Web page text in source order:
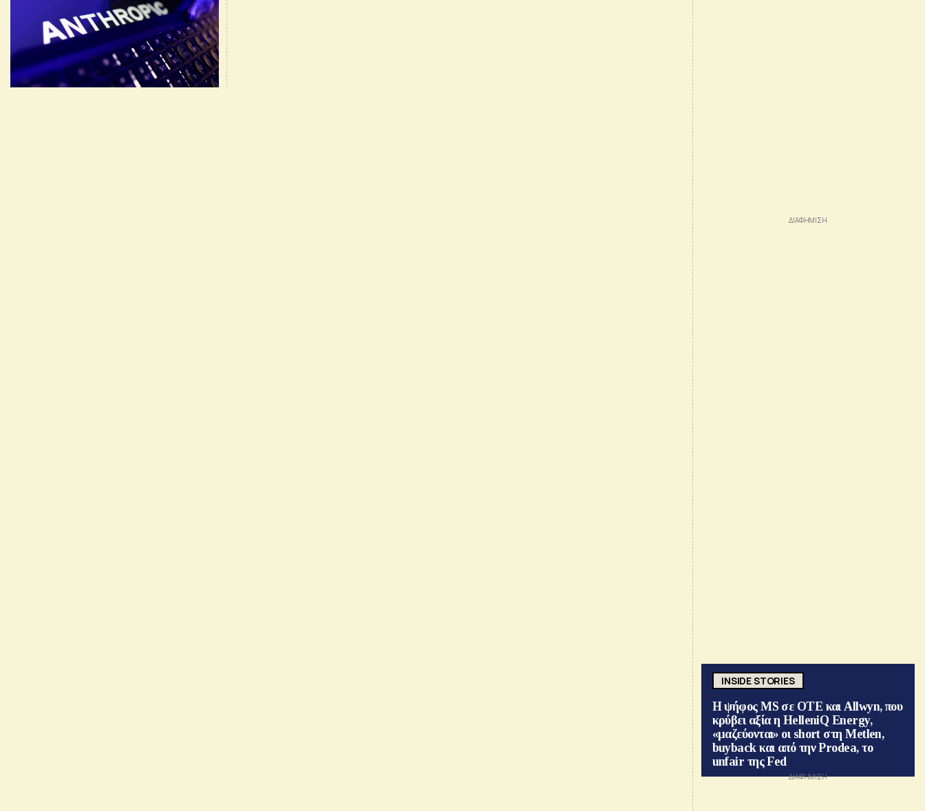
INSIDE STORIES
Η ψήφος MS σε ΟΤΕ και Allwyn, που
κρύβει αξία η HelleniQ Energy,
«μαζεύονται» οι short στη Metlen,
buyback και από την Prodea, το
unfair της Fed